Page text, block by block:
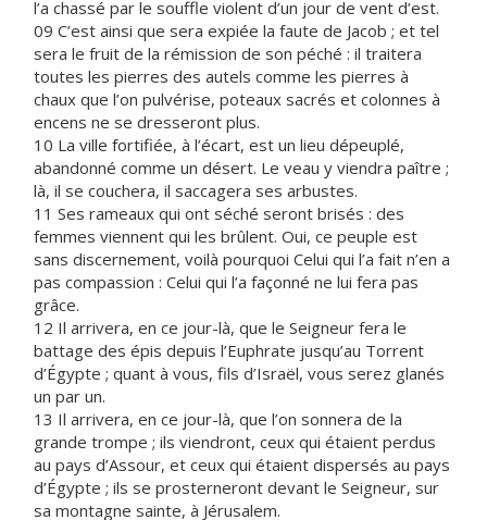
l’a chassé par le souffle violent d’un jour de vent d’est.
09 C’est ainsi que sera expiée la faute de Jacob ; et tel
sera le fruit de la rémission de son péché : il traitera
toutes les pierres des autels comme les pierres à
chaux que l’on pulvérise, poteaux sacrés et colonnes à
encens ne se dresseront plus.
10 La ville fortifiée, à l’écart, est un lieu dépeuplé,
abandonné comme un désert. Le veau y viendra paître ;
là, il se couchera, il saccagera ses arbustes.
11 Ses rameaux qui ont séché seront brisés : des
femmes viennent qui les brûlent. Oui, ce peuple est
sans discernement, voilà pourquoi Celui qui l’a fait n’en a
pas compassion : Celui qui l’a façonné ne lui fera pas
grâce.
12 Il arrivera, en ce jour-là, que le Seigneur fera le
battage des épis depuis l’Euphrate jusqu’au Torrent
d’Égypte ; quant à vous, fils d’Israël, vous serez glanés
un par un.
13 Il arrivera, en ce jour-là, que l’on sonnera de la
grande trompe ; ils viendront, ceux qui étaient perdus
au pays d’Assour, et ceux qui étaient dispersés au pays
d’Égypte ; ils se prosterneront devant le Seigneur, sur
sa montagne sainte, à Jérusalem.